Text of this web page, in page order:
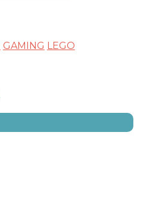
GAMING LEGO